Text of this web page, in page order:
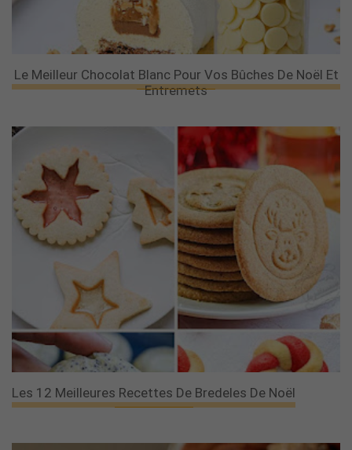
Le Meilleur Chocolat Blanc Pour Vos Bûches De Noël Et
Entremets
Les 12 Meilleures Recettes De Bredeles De Noël